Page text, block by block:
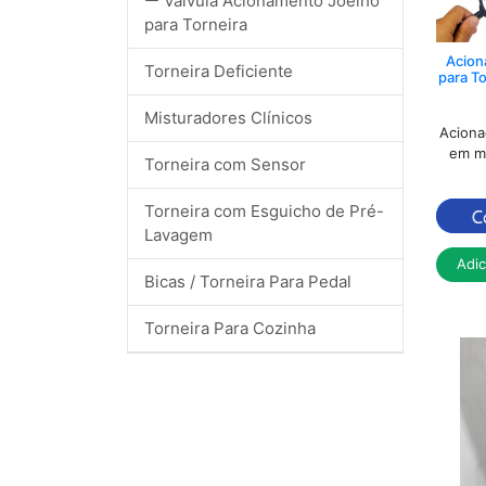
para Torneira
Torneira Deficiente
Misturadores Clínicos
Torneira com Sensor
Torneira com Esguicho de Pré-
Lavagem
Bicas / Torneira Para Pedal
Torneira Para Cozinha
quem
a
luz
O
pedal
Que
para
para
em